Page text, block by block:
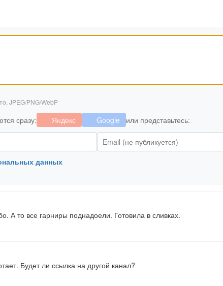
JPEG/PNG/WebP
сразу: Яндекс Google или представьтесь:
данных
А то все гарниры поднадоели. Готовила в сливках.
Будет ли ссылка на другой канал?